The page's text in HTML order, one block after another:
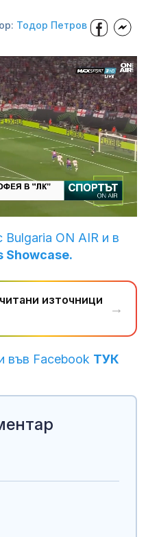
Тодор Петров
ON AIR и в
Showcase.
източници
→
във Facebook ТУК